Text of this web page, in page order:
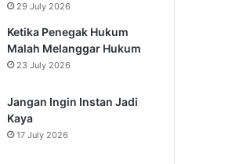
29 July 2026
Ketika Penegak Hukum
Malah Melanggar Hukum
23 July 2026
Jangan Ingin Instan Jadi
Kaya
17 July 2026